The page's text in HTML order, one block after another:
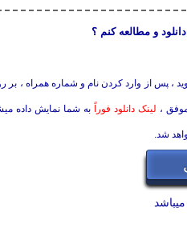
دانلود و مطالعه کنم ؟
، پس از وارد کردن نام و شماره همراه ، بر
، لینک دانلود فوراً به شما نمایش داده
شد.